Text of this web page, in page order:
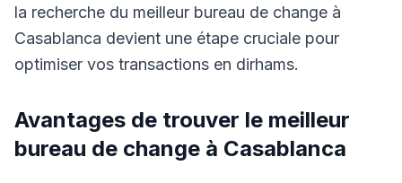
la recherche du meilleur bureau de change à
Casablanca devient une étape cruciale pour
optimiser vos transactions en dirhams.
Avantages de trouver le meilleur
bureau de change à Casablanca